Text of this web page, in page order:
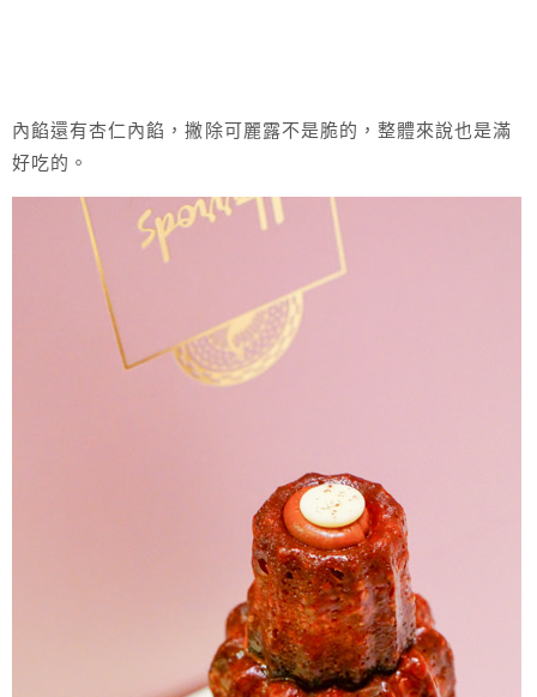
內餡還有杏仁內餡，撇除可麗露不是脆的，整體來說也是滿
好吃的。